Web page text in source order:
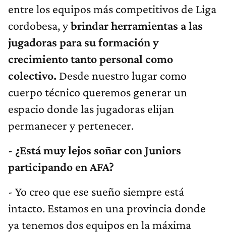
entre los equipos más competitivos de Liga
cordobesa, ybrindar herramientas a las
jugadoras para su formación y
crecimiento tanto personal como
colectivo. Desde nuestro lugar como
cuerpo técnico queremos generar un
espacio donde las jugadoras elijan
permanecer y pertenecer.
- ¿Está muy lejos soñar con Juniors
participando en AFA?
- Yo creo que ese sueño siempre está
intacto. Estamos en una provincia donde
ya tenemos dos equipos en la máxima